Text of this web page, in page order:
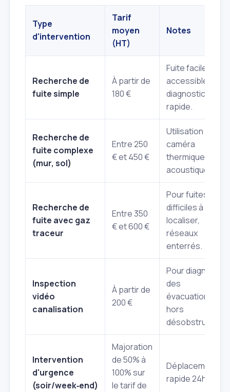
Type
d'intervention
Tarif
moyen
(HT)
Notes
Recherche de
fuite simple
À partir de
180 €
Fuite facilement
accessible,
diagnostic
rapide.
Recherche de
fuite complexe
(mur, sol)
Entre 250
€ et 450 €
Utilisation de
caméra
thermique ou
acoustique.
Recherche de
fuite avec gaz
traceur
Entre 350
€ et 600 €
Pour fuites très
difficiles à
localiser,
réseaux
enterrés.
Inspection
vidéo
canalisation
À partir de
200 €
Pour diagnostic
des
évacuations,
hors
désobstruction.
Intervention
d'urgence
(soir/week‑end)
Majoration
de 50% à
100% sur
le tarif de
Déplacement
rapide 24h/7j.